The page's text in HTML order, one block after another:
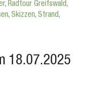
, Radtour Greifswald,
, Skizzen, Strand,
18.07.2025